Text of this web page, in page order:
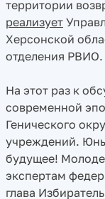
территории
реализует
Херсонской
отделения РВИО.
На этот раз к
современной
Генического
учреждений.
будущее!
экспертам
глава